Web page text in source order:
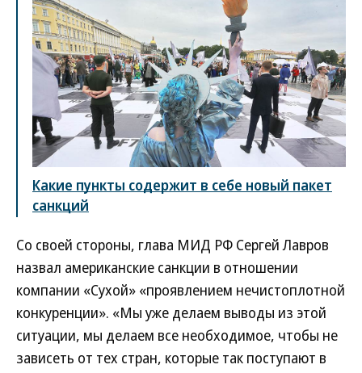
Какие пункты содержит в себе новый пакет
санкций
Со своей стороны, глава МИД РФ Сергей Лавров
назвал американские санкции в отношении
компании «Сухой» «проявлением нечистоплотной
конкуренции». «Мы уже делаем выводы из этой
ситуации, мы делаем все необходимое, чтобы не
зависеть от тех стран, которые так поступают в